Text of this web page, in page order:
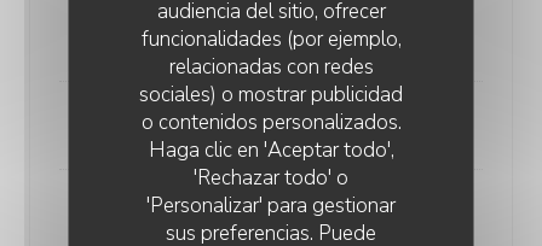
audiencia del sitio, ofrecer
funcionalidades (por ejemplo,
relacionadas con redes
sociales) o mostrar publicidad
o contenidos personalizados.
Haga clic en 'Aceptar todo',
'Rechazar todo' o
'Personalizar' para gestionar
sus preferencias. Puede
2 Boules de glace ou sorbet maison
10,00 EUR
Ou
Menu ½ Portion - ½ Prix